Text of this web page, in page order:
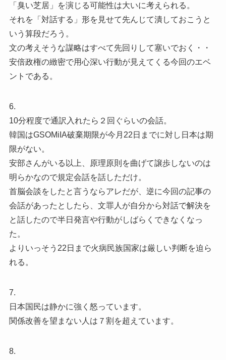
「臭い芝居」を演じる可能性は大いに考えられる。
それを「対話する」形を見せて先んじて潰しておこうと
いう算段だろう。
文の考えそうな謀略はすべて先回りして塞いでおく・・
安倍政権の緻密で用心深い行動が見えてくる今回のエベ
ントである。
6.
10分程度で通訳入れたら２回ぐらいの会話。
韓国はGSOMiIA破棄期限が今月22日までに対し日本は期
限がない。
安部さんがいる以上、原理原則を曲げて譲歩しないのは
明らかなので規定会話を話しただけ。
首脳会談をしたと言うならアレだが、逆に今回の記事の
会話があったとしたら、文罪人が自分から対話で解決を
と話したので半日発言や行動がしばらくできなくなっ
た。
よりいっそう22日まで火病民族国家は厳しい判断を迫ら
れる。
7.
日本国民は静かに強く怒っています。
関係改善を望まない人は７割を超えています。
8.